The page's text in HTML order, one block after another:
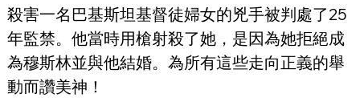
殺害一名巴基斯坦基督徒婦女的兇手被判處了25
年監禁。他當時用槍射殺了她，是因為她拒絕成
為穆斯林並與他結婚。為所有這些走向正義的舉
動而讚美神！